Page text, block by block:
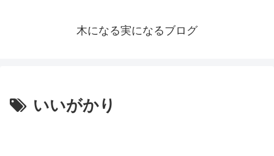
木になる実になるブログ
いいがかり